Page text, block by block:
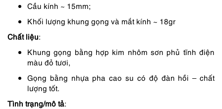
Cầu kính ~ 15mm;
Khối lượng khung gọng và mắt kính ~ 18gr
Chất liệu:
Khung gọng bằng hợp kim nhôm sơn phủ tĩnh điện
màu đỏ tươi,
Gọng bằng nhựa pha cao su có độ đàn hồi – chất
lượng tốt.
Tình trạng/mô tả: